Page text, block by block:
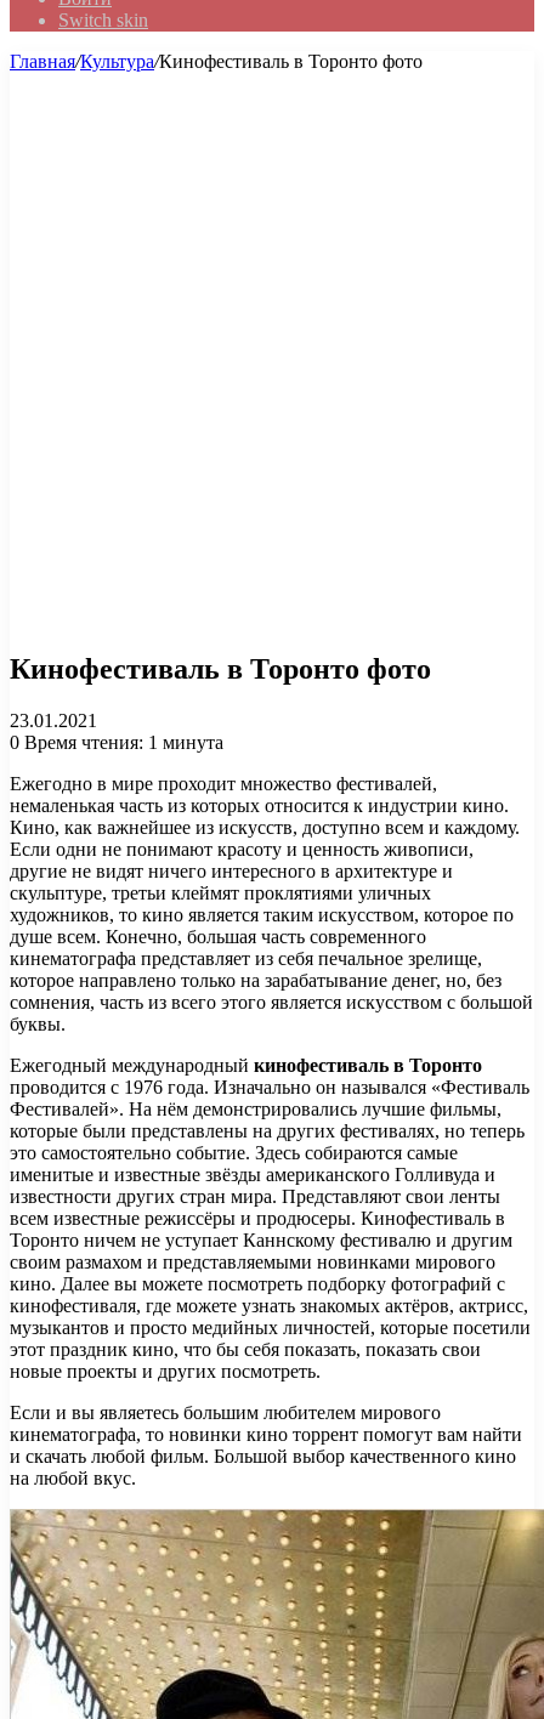
Switch skin
Главная/Культура/Кинофестиваль в Торонто фото
Кинофестиваль в Торонто фото
23.01.2021
0 Время чтения: 1 минута
Ежегодно в мире проходит множество фестивалей,
немаленькая часть из которых относится к индустрии кино.
Кино, как важнейшее из искусств, доступно всем и каждому.
Если одни не понимают красоту и ценность живописи,
другие не видят ничего интересного в архитектуре и
скульптуре, третьи клеймят проклятиями уличных
художников, то кино является таким искусством, которое по
душе всем. Конечно, большая часть современного
кинематографа представляет из себя печальное зрелище,
которое направлено только на зарабатывание денег, но, без
сомнения, часть из всего этого является искусством с большой
буквы.
Ежегодный международный кинофестиваль в Торонто
проводится с 1976 года. Изначально он назывался «Фестиваль
Фестивалей». На нём демонстрировались лучшие фильмы,
которые были представлены на других фестивалях, но теперь
это самостоятельно событие. Здесь собираются самые
именитые и известные звёзды американского Голливуда и
известности других стран мира. Представляют свои ленты
всем известные режиссёры и продюсеры. Кинофестиваль в
Торонто ничем не уступает Каннскому фестивалю и другим
своим размахом и представляемыми новинками мирового
кино. Далее вы можете посмотреть подборку фотографий с
кинофестиваля, где можете узнать знакомых актёров, актрисс,
музыкантов и просто медийных личностей, которые посетили
этот праздник кино, что бы себя показать, показать свои
новые проекты и других посмотреть.
Если и вы являетесь большим любителем мирового
кинематографа, то новинки кино торрент помогут вам найти
и скачать любой фильм. Большой выбор качественного кино
на любой вкус.